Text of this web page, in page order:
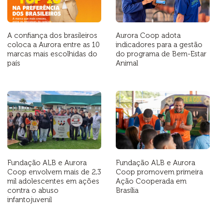
A confiança dos brasileiros
coloca a Aurora entre as 10
marcas mais escolhidas do
país
Aurora Coop adota
indicadores para a gestão
do programa de Bem-Estar
Animal
Fundação ALB e Aurora
Coop envolvem mais de 2,3
mil adolescentes em ações
contra o abuso
infantojuvenil
Fundação ALB e Aurora
Coop promovem primeira
Ação Cooperada em
Brasília